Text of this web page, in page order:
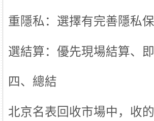
重隱私：選擇有完善隱私
選結算：優先現場結算、
四、總結
北京名表回收市場中，收